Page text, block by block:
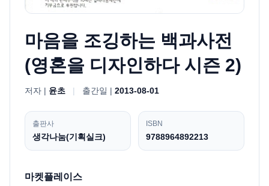
마음을 조깅하는 백과사전
(영혼을 디자인하다 시즌 2)
저자 | 윤초 | 출간일 | 2013-08-01
출판사
생각나눔(기획실크)
ISBN
9788964892213
마켓플레이스